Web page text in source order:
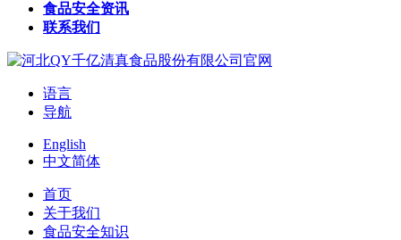
食品安全资讯
联系我们
语言
导航
English
中文简体
首页
关于我们
食品安全知识